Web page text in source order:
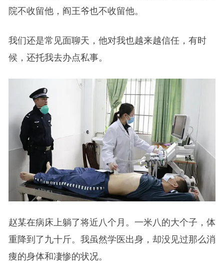
院不收留他，阎王爷也不收留他。
我们还是常见面聊天，他对我也越来越信任，有时
候，还托我去办点私事。
赵某在病床上躺了将近八个月。一米八的大个子，体
重降到了九十斤。我虽然学医出身，却没见过那么消
痩的身体和凄惨的状况。